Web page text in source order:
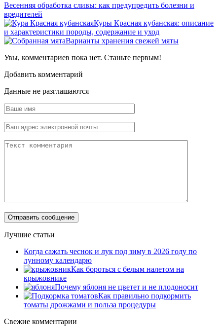
Весенняя обработка сливы: как предупредить болезни и
вредителей
Куры Красная кубанская: описание
и характеристики породы, содержание и уход
Варианты хранения свежей мяты
Увы, комментариев пока нет. Станьте первым!
Добавить комментарий
Данные не разглашаются
Лучшие статьи
Когда сажать чеснок и лук под зиму в 2026 году по
лунному календарю
Как бороться с белым налетом на
крыжовнике
Почему яблоня не цветет и не плодоносит
Как правильно подкормить
томаты дрожжами и польза процедуры
Свежие комментарии